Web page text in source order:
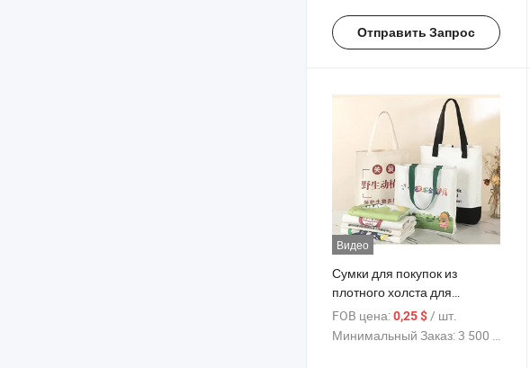
Отправить Запрос
Видео
Сумки для покупок из
плотного холста для
женщин, большие,
хлопковые, с логотипом, с
FOB цена:0,25 $/ шт.
Минимальный Заказ:3 500 Куски